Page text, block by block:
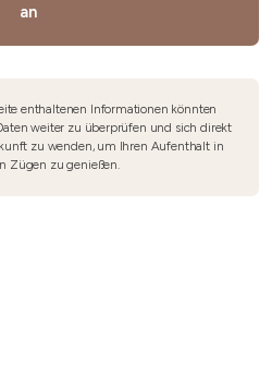
an
enthaltenen Informationen könnten
weiter zu überprüfen und sich direkt
zu wenden, um Ihren Aufenthalt in
Zügen zu genießen.